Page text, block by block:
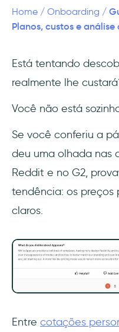
Quais são os
Appcues?
Prós do Appcues
Contras do
Uma alternativa
Quanto custa a
Considerações
certo ou uma
Perguntas
Appcues:
plano do
Home / Onboarding /
Planos, custos e análise
Está tentando
realmente lhe
Você não está
Se você conferiu a
deu uma olhada nas
Reddit e no G2,
tendência: os
claros.
Entre cotações